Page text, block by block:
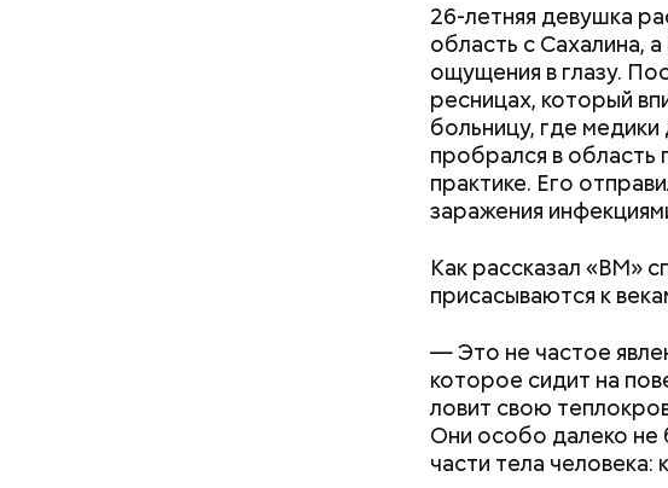
26-летняя девушка
область с Сахалина,
ощущения в глазу.
ресницах, который
больницу, где медики
пробрался в область
практике. Его
заражения
Как рассказал «ВМ»
присасываются к
— Это не частое
которое сидит на
ловит свою
Они особо далеко не
части тела
День малины со
сочетания этой
только малину со
ингредиентов. Их
самостоятельно
Дебошир
Гилман,